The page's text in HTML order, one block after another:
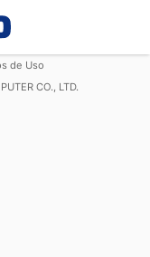
de Uso
CO., LTD.